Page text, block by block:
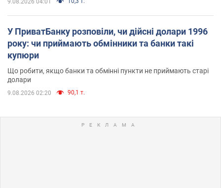
У ПриватБанку розповіли, чи дійсні долари 1996
року: чи приймають обмінники та банки такі
купюри
Що робити, якщо банки та обмінні пункти не приймають старі
долари
9.08.2026 02:20 90,1 т.